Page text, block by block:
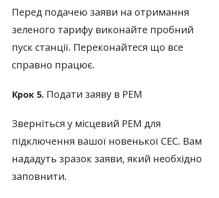
Перед подачею заяви на отримання
зеленого тарифу виконайте пробний
пуск станції. Переконайтеся що все
справно працює.
Крок 5. Подати заяву в РЕМ
Зверніться у місцевий РЕМ для
підключення вашої новенької СЕС. Вам
нададуть зразок заяви, який необхідно
заповнити.